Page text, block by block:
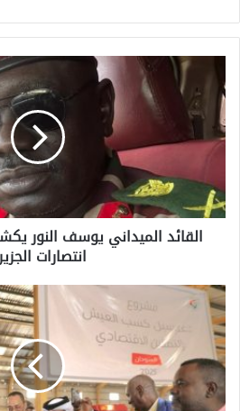
القائد الميداني يوسف النور
انتصارات